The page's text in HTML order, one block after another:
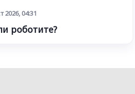
2026, 04:31
роботите?